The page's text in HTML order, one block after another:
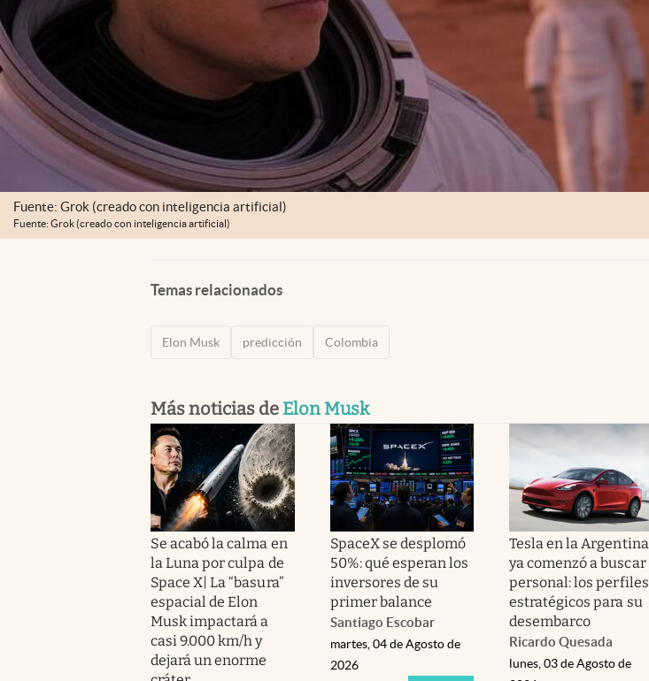
Fuente: Grok (creado con inteligencia artificial)
Fuente: Grok (creado con inteligencia artificial)
Temas relacionados
Elon Musk predicción Colombia
Más noticias de Elon Musk
Se acabó la calma en
la Luna por culpa de
Space X| La “basura”
espacial de Elon
Musk impactará a
casi 9.000 km/h y
dejará un enorme
SpaceX se desplomó
50%: qué esperan los
inversores de su
primer balance
Santiago Escobar
martes, 04 de Agosto de
2026
Tesla en la Argentina
ya comenzó a buscar
personal: los perfiles
estratégicos para su
desembarco
Ricardo Quesada
lunes, 03 de Agosto de